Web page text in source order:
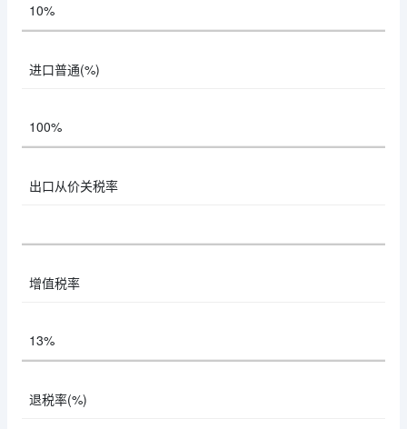
10%
进口普通(%)
100%
出口从价关税率
增值税率
13%
退税率(%)